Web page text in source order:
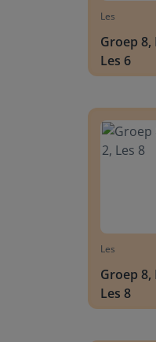
Les
Groep 8,
Les 6
Les
Groep 8,
Les 8